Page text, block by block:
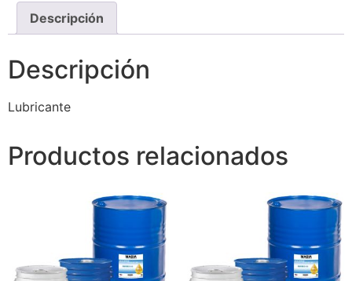
Descripción
Descripción
Lubricante
Productos relacionados